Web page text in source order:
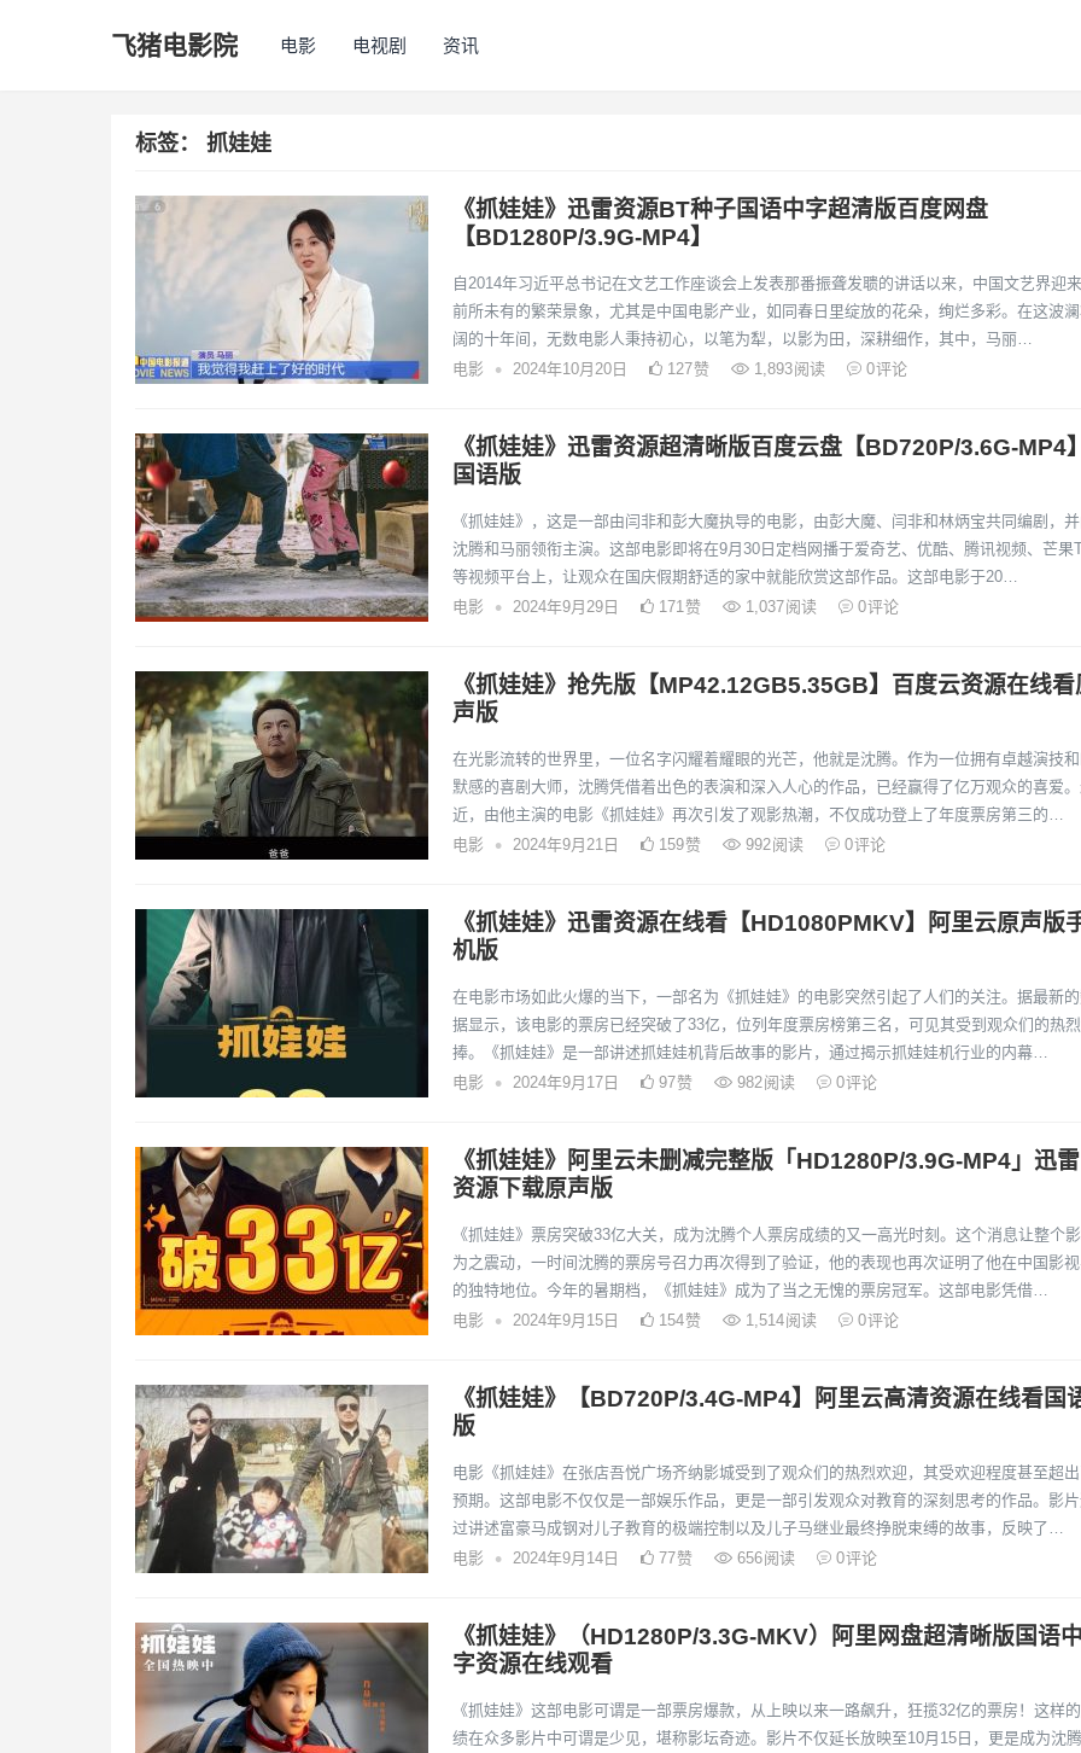
飞猪电影院 电影 电视剧 资讯
标签： 抓娃娃
《抓娃娃》迅雷资源BT种子国语中字超清版百度网盘
【BD1280P/3.9G-MP4】
自2014年习近平总书记在文艺工作座谈会上发表那番振聋发聩的讲话以来，中国文艺界迎
前所未有的繁荣景象，尤其是中国电影产业，如同春日里绽放的花朵，绚烂多彩。在这波
阔的十年间，无数电影人秉持初心，以笔为犁，以影为田，深耕细作，其中，马丽…
电影
• 2024年10月20日 127赞 1,893阅读 0评论
《抓娃娃》迅雷资源超清晰版百度云盘【BD720P/3.6G-MP4】
国语版
《抓娃娃》，这是一部由闫非和彭大魔执导的电影，由彭大魔、闫非和林炳宝共同编剧，
沈腾和马丽领衔主演。这部电影即将在9月30日定档网播于爱奇艺、优酷、腾讯视频、芒果
等视频平台上，让观众在国庆假期舒适的家中就能欣赏这部作品。这部电影于20…
电影
• 2024年9月29日 171赞 1,037阅读 0评论
《抓娃娃》抢先版【MP42.12GB5.35GB】百度云资源在线看
声版
在光影流转的世界里，一位名字闪耀着耀眼的光芒，他就是沈腾。作为一位拥有卓越演技
默感的喜剧大师，沈腾凭借着出色的表演和深入人心的作品，已经赢得了亿万观众的喜爱
近，由他主演的电影《抓娃娃》再次引发了观影热潮，不仅成功登上了年度票房第三的…
电影
• 2024年9月21日 159赞 992阅读 0评论
《抓娃娃》迅雷资源在线看【HD1080PMKV】阿里云原声版
机版
在电影市场如此火爆的当下，一部名为《抓娃娃》的电影突然引起了人们的关注。据最新
据显示，该电影的票房已经突破了33亿，位列年度票房榜第三名，可见其受到观众们的热
捧。《抓娃娃》是一部讲述抓娃娃机背后故事的影片，通过揭示抓娃娃机行业的内幕…
电影
• 2024年9月17日 97赞 982阅读 0评论
《抓娃娃》阿里云未删减完整版「HD1280P/3.9G-MP4」迅雷
资源下载原声版
《抓娃娃》票房突破33亿大关，成为沈腾个人票房成绩的又一高光时刻。这个消息让整个
为之震动，一时间沈腾的票房号召力再次得到了验证，他的表现也再次证明了他在中国影
的独特地位。今年的暑期档，《抓娃娃》成为了当之无愧的票房冠军。这部电影凭借…
电影
• 2024年9月15日 154赞 1,514阅读 0评论
《抓娃娃》【BD720P/3.4G-MP4】阿里云高清资源在线看国
版
电影《抓娃娃》在张店吾悦广场齐纳影城受到了观众们的热烈欢迎，其受欢迎程度甚至超
预期。这部电影不仅仅是一部娱乐作品，更是一部引发观众对教育的深刻思考的作品。影
过讲述富豪马成钢对儿子教育的极端控制以及儿子马继业最终挣脱束缚的故事，反映了…
电影
• 2024年9月14日 77赞 656阅读 0评论
《抓娃娃》（HD1280P/3.3G-MKV）阿里网盘超清晰版国语中
字资源在线观看
《抓娃娃》这部电影可谓是一部票房爆款，从上映以来一路飙升，狂揽32亿的票房！这样
绩在众多影片中可谓是少见，堪称影坛奇迹。影片不仅延长放映至10月15日，更是成为沈